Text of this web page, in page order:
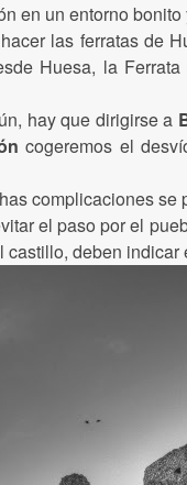
en un entorno
las ferratas de
Huesa, la
hay que dirigirse a
cogeremos el
complicaciones
el paso por el
deben indicar